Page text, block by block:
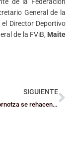
General de la
el Director Deportivo
de la FViB, Maite
SIGUIENTE
RETAbet y Zornotza se rehacen a tiempo y el Bidaideak ejerce de matagigantes